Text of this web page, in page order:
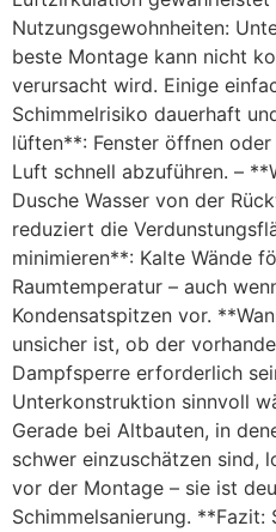
Nutzungsgewohnheiten:
beste Montage kann nicht
verursacht wird. Einige
Schimmelrisiko dauerhaft
lüften**: Fenster öffnen
Luft schnell abzuführen. –
Dusche Wasser von der
reduziert die
minimieren**: Kalte Wände
Raumtemperatur – auch
Kondensatspitzen vor.
unsicher ist, ob der
Dampfsperre erforderlich
Unterkonstruktion sinnvoll
Gerade bei Altbauten, in
schwer einzuschätzen sind,
vor der Montage – sie ist
Schimmelsanierung.